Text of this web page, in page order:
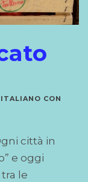
CON
città in
e oggi
le